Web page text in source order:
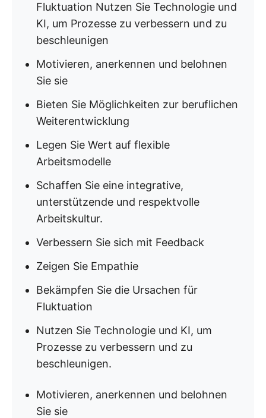
Fluktuation Nutzen Sie Technologie und
KI, um Prozesse zu verbessern und zu
beschleunigen
Motivieren, anerkennen und belohnen
Sie sie
Bieten Sie Möglichkeiten zur beruflichen
Weiterentwicklung
Legen Sie Wert auf flexible
Arbeitsmodelle
Schaffen Sie eine integrative,
unterstützende und respektvolle
Arbeitskultur.
Verbessern Sie sich mit Feedback
Zeigen Sie Empathie
Bekämpfen Sie die Ursachen für
Fluktuation
Nutzen Sie Technologie und KI, um
Prozesse zu verbessern und zu
beschleunigen.
Motivieren, anerkennen und belohnen
Sie sie